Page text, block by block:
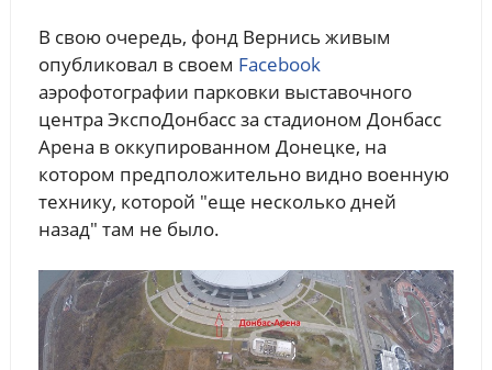
В свою очередь, фонд Вернись живым
опубликовал в своем Facebook
аэрофотографии парковки выставочного
центра ЭкспоДонбасс за стадионом Донбасс
Арена в оккупированном Донецке, на
котором предположительно видно военную
технику, которой "еще несколько дней
назад" там не было.